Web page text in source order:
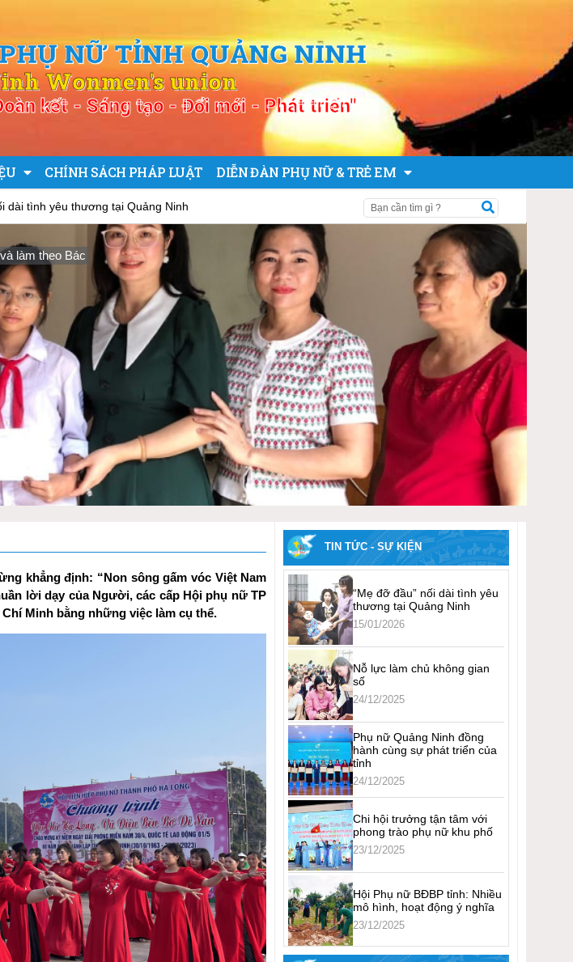
NỮ TỈNH QUẢNG NINH
Wonmen's union
kết - Sáng tạo - Đổi mới - Phát triển"
CHÍNH SÁCH PHÁP LUẬT DIỄN ĐÀN PHỤ NỮ & TRẺ EM
dài tình yêu thương tại Quảng Ninh
làm theo Bác
khẳng định: “Non sông gấm vóc Việt Nam
lời dạy của Người, các cấp Hội phụ nữ TP
Minh bằng những việc làm cụ thể.
TIN TỨC - SỰ KIỆN
“Mẹ đỡ đầu” nối dài tình yêu
thương tại Quảng Ninh
15/01/2026
Nỗ lực làm chủ không gian
số
24/12/2025
Phụ nữ Quảng Ninh đồng
hành cùng sự phát triển của
tỉnh
24/12/2025
Chi hội trưởng tận tâm với
phong trào phụ nữ khu phố
23/12/2025
Hội Phụ nữ BĐBP tỉnh: Nhiều
mô hình, hoạt động ý nghĩa
23/12/2025